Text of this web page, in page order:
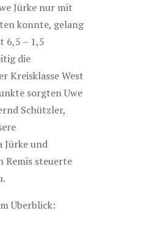
Jürke nur mit
konnte, gelang
6,5 – 1,5
die
Kreisklasse West
sorgten Uwe
Schützler,
Jürke und
Remis steuerte
Überblick: